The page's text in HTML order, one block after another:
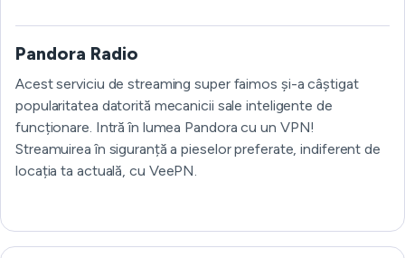
Pandora Radio
Acest serviciu de streaming super faimos și-a câștigat
popularitatea datorită mecanicii sale inteligente de
funcționare. Intră în lumea Pandora cu un VPN!
Streamuirea în siguranță a pieselor preferate, indiferent de
locația ta actuală, cu VeePN.